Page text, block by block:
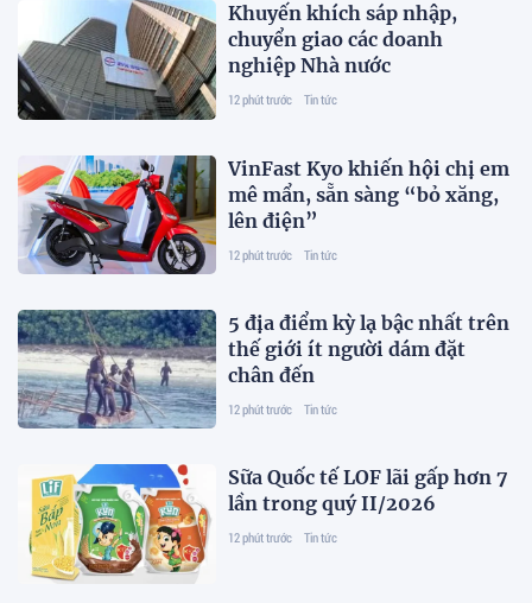
Khuyến khích sáp nhập,
chuyển giao các doanh
nghiệp Nhà nước
12 phút trước Tin tức
VinFast Kyo khiến hội chị em
mê mẩn, sẵn sàng “bỏ xăng,
lên điện”
12 phút trước Tin tức
5 địa điểm kỳ lạ bậc nhất trên
thế giới ít người dám đặt
chân đến
12 phút trước Tin tức
Sữa Quốc tế LOF lãi gấp hơn 7
lần trong quý II/2026
12 phút trước Tin tức